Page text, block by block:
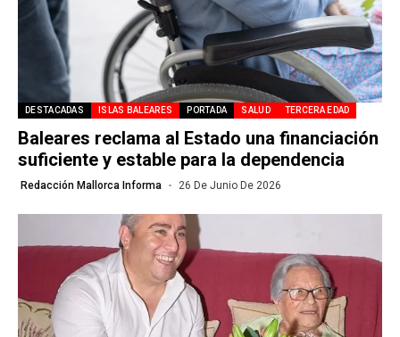
DESTACADAS ISLAS BALEARES PORTADA SALUD TERCERA EDAD
Baleares reclama al Estado una financiación
suficiente y estable para la dependencia
Redacción Mallorca Informa 26 De Junio De 2026